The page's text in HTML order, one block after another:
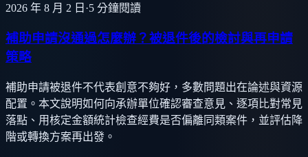
2026 年 8 月 2 日 ·5 分鐘閱讀
補助申請沒通過怎麼辦？被退件後的檢討與再申請
策略
補助申請被退件不代表創意不夠好，多數問題出在論述與資源
配置。本文說明如何向承辦單位確認審查意見、逐項比對常見
落點、用核定金額統計檢查經費是否偏離同類案件，並評估降
階或轉換方案再出發。